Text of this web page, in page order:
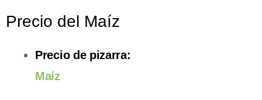
Precio del Maíz
Precio de pizarra:
Maíz